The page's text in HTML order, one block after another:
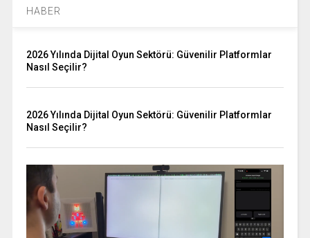
HABER
2026 Yılında Dijital Oyun Sektörü: Güvenilir Platformlar
Nasıl Seçilir?
2026 Yılında Dijital Oyun Sektörü: Güvenilir Platformlar
Nasıl Seçilir?